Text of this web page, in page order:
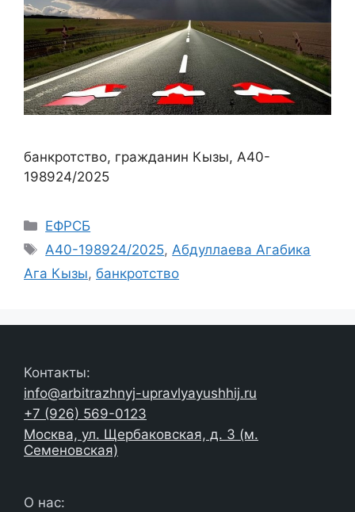
банкротство, гражданин Кызы, А40-
198924/2025
Рубрики
ЕФРСБ
Метки
А40-198924/2025,Абдуллаева Агабика
Ага Кызы, банкротство
Контакты:
info@arbitrazhnyj-upravlyayushhij.ru
+7 (926) 569-0123
Москва, ул. Щербаковская, д. 3 (м.
Семеновская)
О нас: